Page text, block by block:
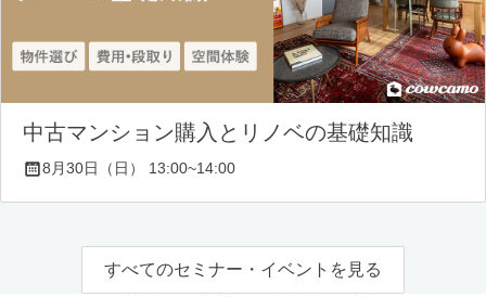
中古マンション購入とリノベの基礎知識
8月30日（日） 13:00~14:00
すべてのセミナー・イベントを見る